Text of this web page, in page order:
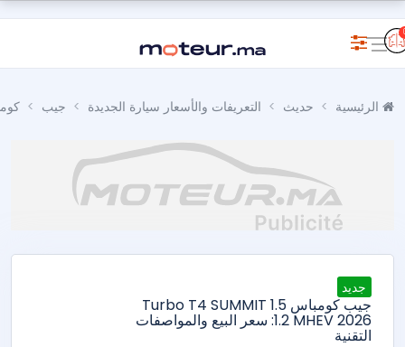
حديث التعريفات والأسعار سيارة الجديدة جيب
جديد
جيب كومباس 1.5 Turbo T4 SUMMIT
1.2 MHEV 2026: سعر البيع والمواصفات
التقنية